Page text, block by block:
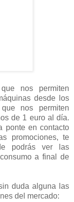
nos permiten
desde los
nos permiten
de 1 euro al día.
ponte en contacto
promociones, te
podrás ver las
a final de
duda alguna las
del mercado: